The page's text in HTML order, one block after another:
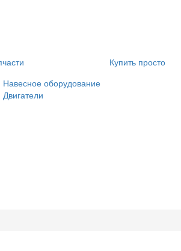
Навесное оборудование
Двигатели
Купить просто